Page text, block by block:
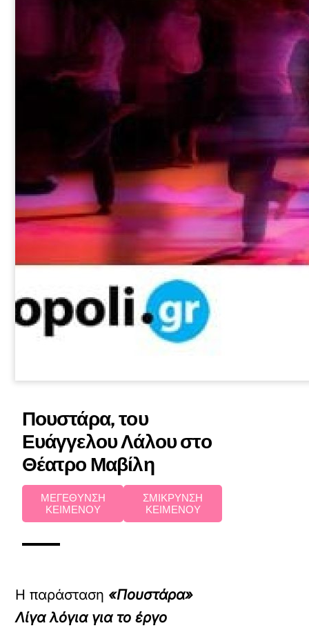
Πουστάρα, του
Ευάγγελου Λάλου στο
Θέατρο Μαβίλη
ΜΕΓΕΘΥΝΣΗ
ΚΕΙΜΕΝΟΥ
ΣΜΙΚΡΥΝΣΗ
ΚΕΙΜΕΝΟΥ
Η παράσταση «Πουστάρα»
Λίγα λόγια για το έργο